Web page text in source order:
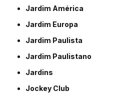
Jardim América
Jardim Europa
Jardim Paulista
Jardim Paulistano
Jardins
Jockey Club